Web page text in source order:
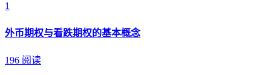
1
外币期权与看跌期权的基本概念
196 阅读